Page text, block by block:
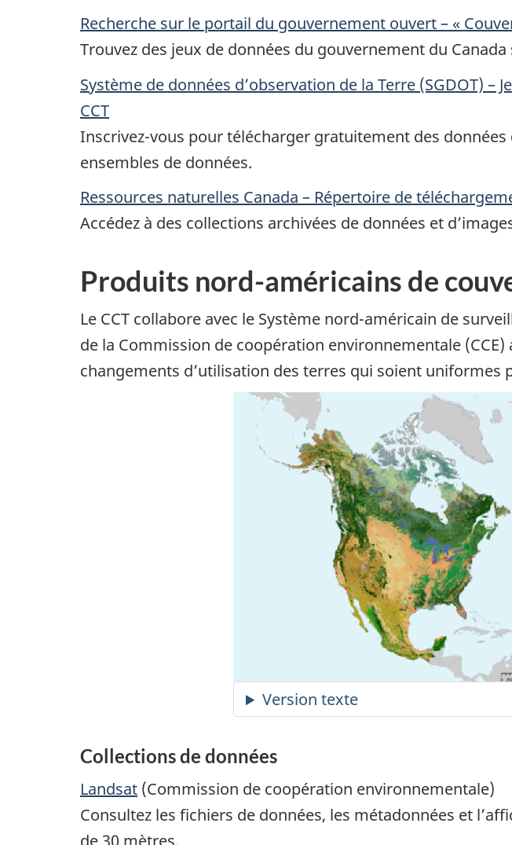
Recherche sur le portail du gouvernement ouvert – «
Trouvez des jeux de données du gouvernement du
Système de données d’observation de la Terre (SGDOT)
CCT
Inscrivez-vous pour télécharger gratuitement des
ensembles de données.
Ressources naturelles Canada – Répertoire de
Accédez à des collections archivées de données et
Produits nord-américains de
Le CCT collabore avec le Système nord-américain de
de la Commission de coopération environnementale
changements d’utilisation des terres qui soient uniformes
Collections de données
Landsat (Commission de coopération environnementale)
Consultez les fichiers de données, les métadonnées et
de 30 mètres.